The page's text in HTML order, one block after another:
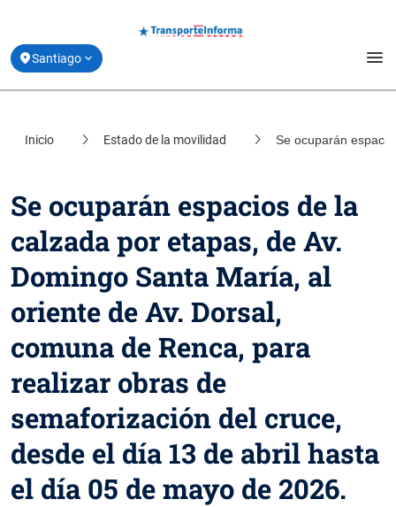
Santiago menu
Derribando Mitos
Centro de ayuda
Acerca de Transporte Informa
location_onCoquimbo
location_on
location_on Biobío
location_onLos Lagos
Inicio Estado de la movilidad Se ocuparán
Se ocuparán espacios de la
calzada por etapas, de Av.
Domingo Santa María, al
oriente de Av. Dorsal,
comuna de Renca, para
realizar obras de
semaforización del cruce,
desde el día 13 de abril hasta
el día 05 de mayo de 2026.